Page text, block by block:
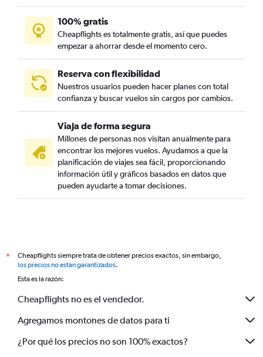
100% gratis
Cheapflights es totalmente gratis, así que puedes
empezar a ahorrar desde el momento cero.
Reserva con flexibilidad
Nuestros usuarios pueden hacer planes con total
confianza y buscar vuelos sin cargos por cambios.
Viaja de forma segura
Millones de personas nos visitan anualmente para
encontrar los mejores vuelos. Ayudamos a que la
planificación de viajes sea fácil, proporcionando
información útil y gráficos basados en datos que
pueden ayudarte a tomar decisiones.
*
Cheapflights siempre trata de obtener precios exactos, sin embargo,
los precios no están garantizados.
Esta es la razón:
Cheapflights no es el vendedor.
Agregamos montones de datos para ti
¿Por qué los precios no son 100% exactos?